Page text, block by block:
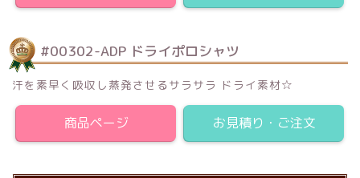
#00302-ADP ドライポロシャツ
汗を素早く吸収し蒸発させるサラサラ ドライ素材☆
商品ページ お見積り・ご注文